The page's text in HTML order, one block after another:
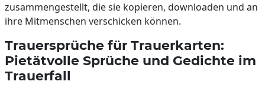
zusammengestellt, die sie kopieren, downloaden und an
ihre Mitmenschen verschicken können.
Trauersprüche für Trauerkarten:
Pietätvolle Sprüche und Gedichte im
Trauerfall